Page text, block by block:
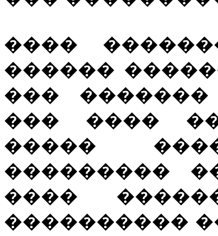
����
������
���
��� ����
�����
���������
����
����������